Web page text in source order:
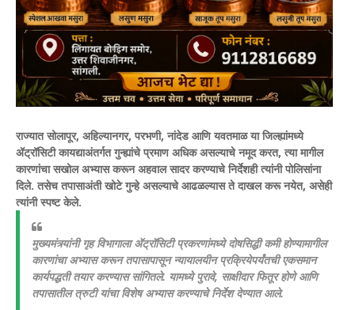
राज्यात सोलापूर, अहिल्यानगर, परभणी, नांदेड आणि यवतमाळ या जिल्ह्यांमध्ये
ॲट्रॉसिटी कायद्याअंतर्गत गुन्ह्यांचे प्रमाण अधिक असल्याचे नमूद करत, त्या मागील
कारणांचा सखोल अभ्यास करून अहवाल सादर करण्याचे निर्देशही त्यांनी पोलिसांना
दिले. तसेच तपासाअंती खोटे गुन्हे असल्याचे आढळल्यास ते दाखल करू नयेत, असेही
त्यांनी स्पष्ट केले.
मुख्यमंत्र्यांनी गृह विभागाला ॲट्रॉसिटी प्रकरणांमध्ये दोषसिद्धी कमी होण्यामागील
कारणांचा अभ्यास करून तपासापासून न्यायालयीन प्रक्रियेपर्यंतची एकसमान
कार्यपद्धती तयार करण्यास सांगितले. यामध्ये पुरावे, साक्षीदार फितूर होणे आणि
तपासातील त्रुटी यांचा विशेष अभ्यास करण्याचे निर्देश देण्यात आले.